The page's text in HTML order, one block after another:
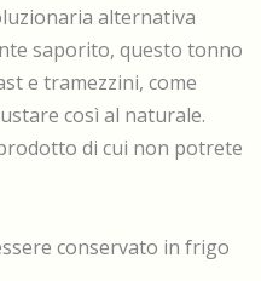
alternativa
saporito, questo tonno
e tramezzini, come
così al naturale.
di cui non potrete
conservato in frigo